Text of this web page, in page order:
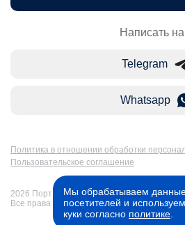
Написать
Telegram
Whatsapp
Политика в отношении обработки
Пользовательское соглашение
2026 Портал Бакалавр-Магистр:
Все права защищены
Мы обрабатываем
посетителей и используем
куки согласно политике